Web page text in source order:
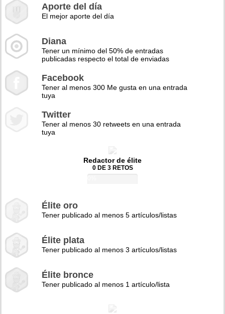
Aporte del día
El mejor aporte del día
Diana
Tener un mínimo del 50% de entradas
publicadas respecto el total de enviadas
Facebook
Tener al menos 300 Me gusta en una entrada
tuya
Twitter
Tener al menos 30 retweets en una entrada
tuya
Redactor de élite
0 DE 3 RETOS
Élite oro
Tener publicado al menos 5 artículos/listas
Élite plata
Tener publicado al menos 3 artículos/listas
Élite bronce
Tener publicado al menos 1 artículo/lista